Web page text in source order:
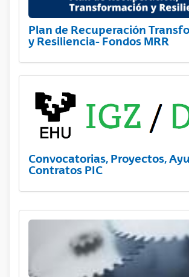
Plan de Recuperación
y Resiliencia- Fondos MRR
Convocatorias, Proyectos,
Contratos PIC